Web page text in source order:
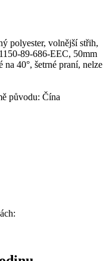
polyester, volnější střih,
89-686-EEC, 50mm
na 40°, šetrné praní, nelze
původu: Čína